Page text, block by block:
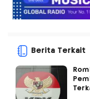
Berita Terkait